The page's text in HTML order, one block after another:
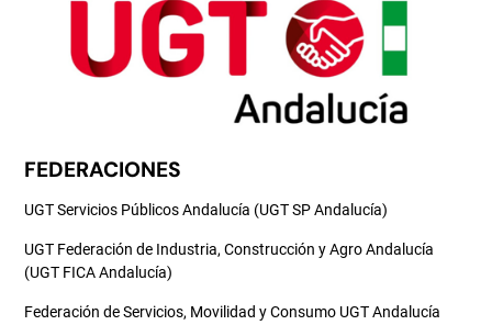
FEDERACIONES
UGT Servicios Públicos Andalucía (UGT SP Andalucía)
UGT Federación de Industria, Construcción y Agro Andalucía
(UGT FICA Andalucía)
Federación de Servicios, Movilidad y Consumo UGT Andalucía